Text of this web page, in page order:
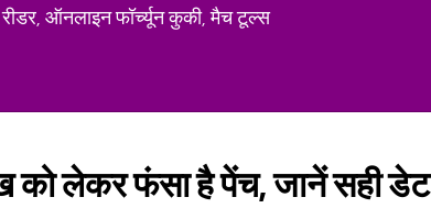
ऑनलाइन फॉर्च्यून कुकी, मैच टूल्स
को लेकर फंसा है पेंच, जानें सही डेट